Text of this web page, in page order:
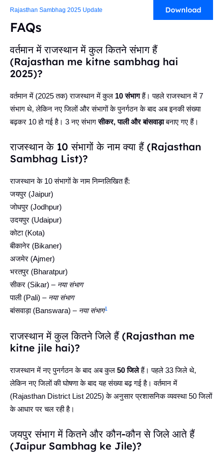
Rajasthan Sambhag 2025 Update Download
FAQs
वर्तमान में राजस्थान में कुल कितने संभाग हैं
(Rajasthan me kitne sambhag hai
2025)?
वर्तमान में (2025 तक) राजस्थान में कुल 10 संभागहैं। पहले राजस्थान में 7
संभाग थे, लेकिन नए जिलों और संभागों के पुनर्गठन के बाद अब इनकी संख्या
बढ़कर 10 हो गई है। 3 नए संभागसीकर, पाली और बांसवाड़ाबनाए गए हैं।
राजस्थान के 10 संभागों के नाम क्या हैं (Rajasthan
Sambhag List)?
राजस्थान के 10 संभागों के नाम निम्नलिखित हैं:
जयपुर (Jaipur)
जोधपुर (Jodhpur)
उदयपुर (Udaipur)
कोटा (Kota)
बीकानेर (Bikaner)
अजमेर (Ajmer)
भरतपुर (Bharatpur)
सीकर (Sikar) – नया संभाग
पाली (Pali) – नया संभाग
बांसवाड़ा (Banswara) – नया संभाग1
राजस्थान में कुल कितने जिले हैं (Rajasthan me
kitne jile hai)?
राजस्थान में नए पुनर्गठन के बाद अब कुल 50 जिलेहैं। पहले 33 जिले थे,
लेकिन नए जिलों की घोषणा के बाद यह संख्या बढ़ गई है। वर्तमान में
(Rajasthan District List 2025) के अनुसार प्रशासनिक व्यवस्था 50 जिलों
के आधार पर चल रही है।
जयपुर संभाग में कितने और कौन-कौन से जिले आते हैं
(Jaipur Sambhag ke Jile)?